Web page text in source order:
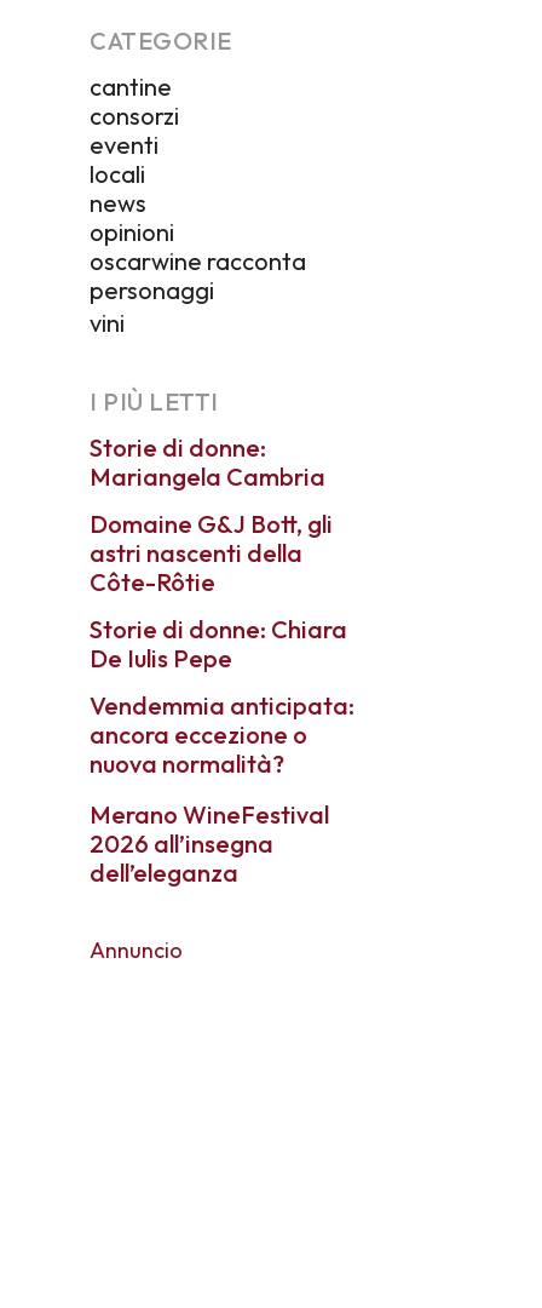
CATEGORIE
cantine
consorzi
eventi
locali
news
opinioni
oscarwine racconta
personaggi
vini
I PIÙ LETTI
Storie di donne:
Mariangela Cambria
Domaine G&J Bott, gli
astri nascenti della
Côte-Rôtie
Storie di donne: Chiara
De Iulis Pepe
Vendemmia anticipata:
ancora eccezione o
nuova normalità?
Merano WineFestival
2026 all’insegna
dell’eleganza
Annuncio